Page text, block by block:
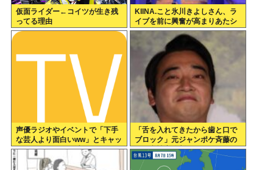
仮面ライダー←コイツが生き残
ってる理由
KIINA.こと氷川きよしさん、ラ
イブを前に興奮が高まりあたシ
コ欲全開www
声優ラジオやイベントで「下手
な芸人より面白いww」とキャッ
キャしてたオタク消える
「舌を入れてきたから歯と口で
ブロック」元ジャンポケ斉藤の
不同意性交公判